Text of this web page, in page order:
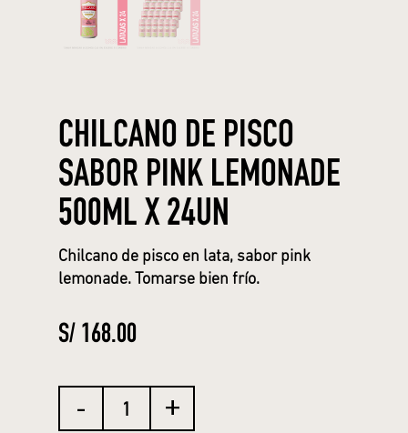
CHILCANO DE PISCO
SABOR PINK LEMONADE
500ML X 24UN
S/ 168.00
Chilcano de pisco en lata, sabor pink
lemonade. Tomarse bien frío.